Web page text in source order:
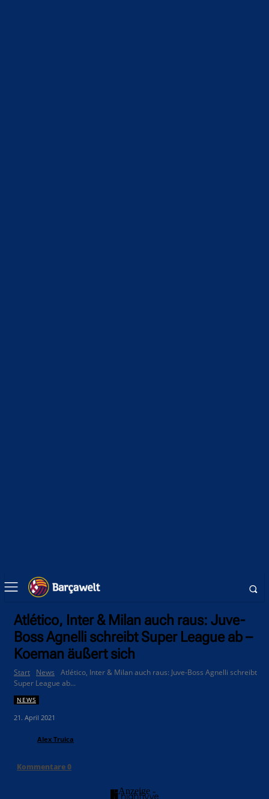
Atlético, Inter & Milan auch raus: Juve-
Boss Agnelli schreibt Super League ab –
Koeman äußert sich
Start News
Atlético, Inter & Milan auch raus: Juve-Boss Agnelli schreibt
Super League ab...
NEWS
21. April 2021
Alex Truica
Kommentare0
- Anzeige -